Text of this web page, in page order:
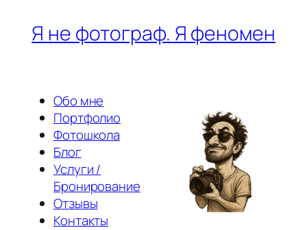
ПерейтиЯ не фотограф. Я феномен
Обо мне
Портфолио
Фотошкола
Блог
Услуги /
Бронирование
Отзывы
Контакты